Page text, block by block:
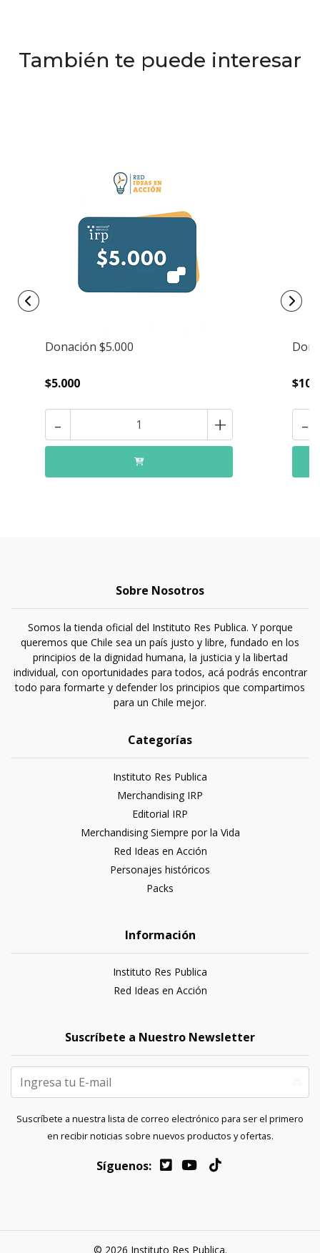
También te puede interesar
Donación $5.000
$5.000
- + -
Sobre Nosotros
Somos la tienda oficial del Instituto Res Publica. Y porque
queremos que Chile sea un país justo y libre, fundado en los
principios de la dignidad humana, la justicia y la libertad
individual, con oportunidades para todos, acá podrás encontrar
todo para formarte y defender los principios que compartimos
para un Chile mejor.
Categorías
Instituto Res Publica
Merchandising IRP
Editorial IRP
Merchandising Siempre por la Vida
Red Ideas en Acción
Personajes históricos
Packs
Información
Instituto Res Publica
Red Ideas en Acción
Suscríbete a Nuestro Newsletter
Suscríbete a nuestra lista de correo electrónico para ser el primero
en recibir noticias sobre nuevos productos y ofertas.
Síguenos:
© 2026 Instituto Res Publica.